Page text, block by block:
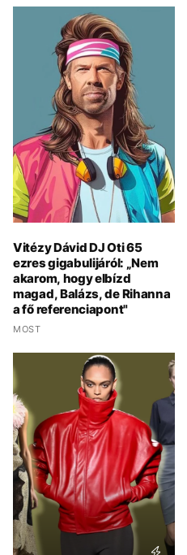
Vitézy Dávid DJ Oti 65
ezres gigabulijáról: „Nem
akarom, hogy elbízd
magad, Balázs, de Rihanna
a fő referenciapont"
MOST